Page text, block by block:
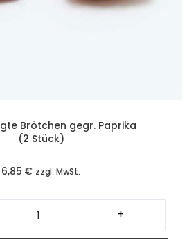
Brötchen gegr. Paprika
(2 Stück)
6,85 € zzgl. MwSt.
Halbe
belegte
Brötchen
gegr.
Paprika
+